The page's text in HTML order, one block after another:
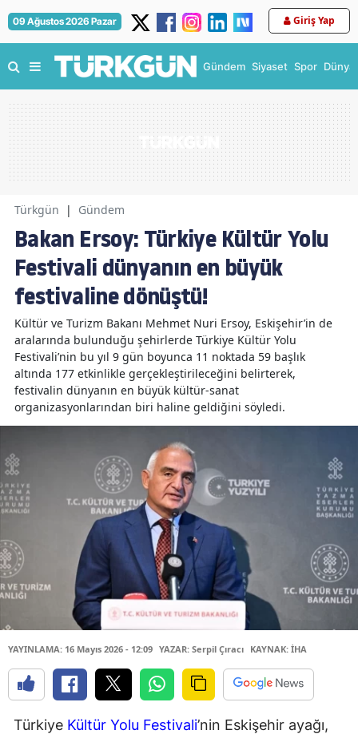
09 Ağustos 2026 Pazar Giriş Yap
Gündem Siyaset Spor Dünya
Türkgün | Gündem
Bakan Ersoy: Türkiye Kültür Yolu
Festivali dünyanın en büyük
festivaline dönüştü!
Kültür ve Turizm Bakanı Mehmet Nuri Ersoy, Eskişehir’in de
aralarında bulunduğu şehirlerde Türkiye Kültür Yolu
Festivali’nin bu yıl 9 gün boyunca 11 noktada 59 başlık
altında 177 etkinlikle gerçekleştirileceğini belirterek,
festivalin dünyanın en büyük kültür-sanat
organizasyonlarından biri haline geldiğini söyledi.
YAYINLAMA: 16 Mayıs 2026 - 12:09 YAZAR: Serpil Çıracı KAYNAK: İHA
Türkiye Kültür Yolu Festivali’nin Eskişehir ayağı,